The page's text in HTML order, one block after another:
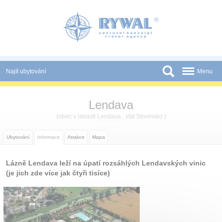
Najít ubytování
Státy
Partneři
Kontakt
Menu
Lendava
(obec v oblasti Lendava , stát Slovinsko )
Ubytování Informace Atrakce Mapa
Lázně Lendava leží na úpatí rozsáhlých Lendavských vinic
(je jich zde více jak čtyři tisíce)